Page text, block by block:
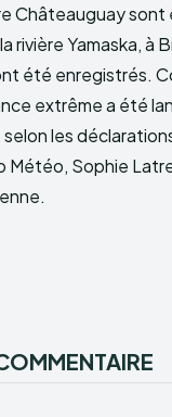
Châteauguay
rivière Yamaska, à
été enregistrés.
extrême a été
selon les
Météo, Sophie